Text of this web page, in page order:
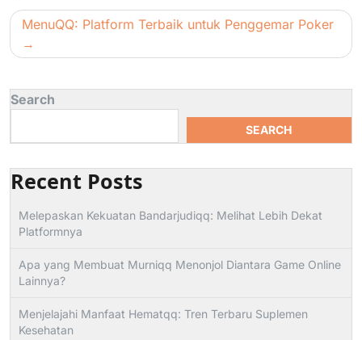
MenuQQ: Platform Terbaik untuk Penggemar Poker
Search
SEARCH
Recent Posts
Melepaskan Kekuatan Bandarjudiqq: Melihat Lebih Dekat
Platformnya
Apa yang Membuat Murniqq Menonjol Diantara Game Online
Lainnya?
Menjelajahi Manfaat Hematqq: Tren Terbaru Suplemen
Kesehatan